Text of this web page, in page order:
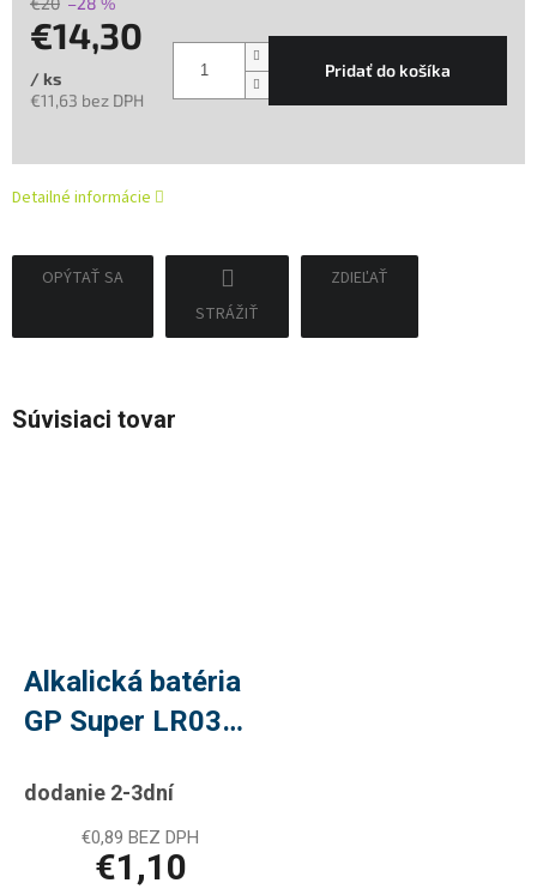
€14,30
/ ks
€11,63 bez DPH
Pridať do košíka
Detailné informácie
OPÝTAŤ SA
STRÁŽIŤ
ZDIEĽAŤ
Súvisiaci tovar
Alkalická batéria
GP Super LR03
dodanie 2-3dní
€0,89 BEZ DPH
€1,10